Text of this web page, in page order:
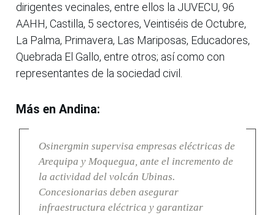
dirigentes vecinales, entre ellos la JUVECU, 96
AAHH, Castilla, 5 sectores, Veintiséis de Octubre,
La Palma, Primavera, Las Mariposas, Educadores,
Quebrada El Gallo, entre otros; así como con
representantes de la sociedad civil.
Más en Andina:
Osinergmin supervisa empresas eléctricas de
Arequipa y Moquegua, ante el incremento de
la actividad del volcán Ubinas.
Concesionarias deben asegurar
infraestructura eléctrica y garantizar